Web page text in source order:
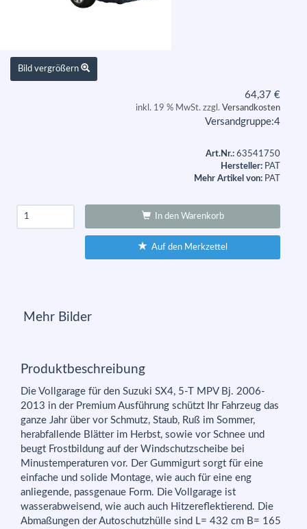
Bild vergrößern
64,37 €
inkl. 19 % MwSt. zzgl. Versandkosten
Versandgruppe:4
Art.Nr.: 63541750
Hersteller: PAT
Mehr Artikel von: PAT
In den Warenkorb
Auf den Merkzettel
Mehr Bilder
Produktbeschreibung
Die Vollgarage für den Suzuki SX4, 5-T MPV Bj. 2006-
2013 in der Premium Ausführung schützt Ihr Fahrzeug das
ganze Jahr über vor Schmutz, Staub, Ruß im Sommer,
herabfallende Blätter im Herbst, sowie vor Schnee und
beugt Frostbildung auf der Windschutzscheibe bei
Minustemperaturen vor. Der Gummigurt sorgt für eine
einfache und solide Montage, wie auch für eine eng
anliegende, passgenaue Form. Die Vollgarage ist
wasserabweisend, wie auch auch Hitzereflektierend. Die
Abmaßungen der Autoschutzhülle sind L= 432 cm B= 165